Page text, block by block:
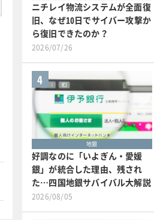
ニチレイ物流システムが全面復
旧、なぜ10日でサイバー攻撃か
ら復旧できたのか？
2026/07/26
4
地銀
好調なのに「いよぎん・愛媛
銀」が統合した理由、残され
た…四国地銀サバイバル大解説
2026/08/05